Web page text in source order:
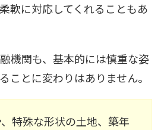
軟に対応してくれることもあ
機関も、基本的には慎重な姿
ことに変わりはありません。
特殊な形状の土地、築年